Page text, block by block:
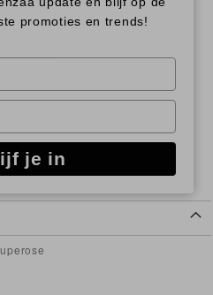
gebruiken.
Meer
promoties en trends!
je in